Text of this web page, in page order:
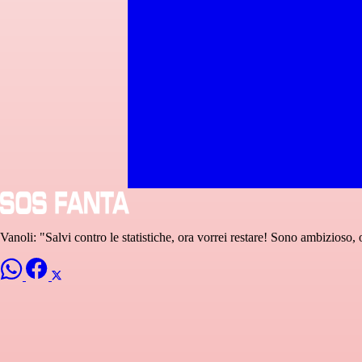
Vanoli: "Salvi contro le statistiche, ora vorrei restare! Sono ambizioso,